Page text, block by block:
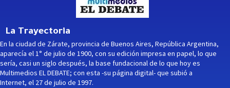
La Trayectoria
En la ciudad de Zárate, provincia de Buenos Aires, República Argentina,
aparecía el 1° de julio de 1900, con su edición impresa en papel, lo que
sería, casi un siglo después, la base fundacional de lo que hoy es
Multimedios EL DEBATE; con esta -su página digital- que subió a
Internet, el 27 de julio de 1997.